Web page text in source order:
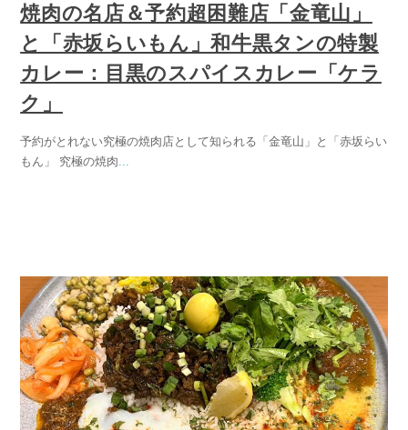
焼肉の名店＆予約超困難店「金竜山」
と「赤坂らいもん」和牛黒タンの特製
カレー：目黒のスパイスカレー「ケラ
ク」
予約がとれない究極の焼肉店として知られる「金竜山」と「赤坂らい
もん」 究極の焼肉